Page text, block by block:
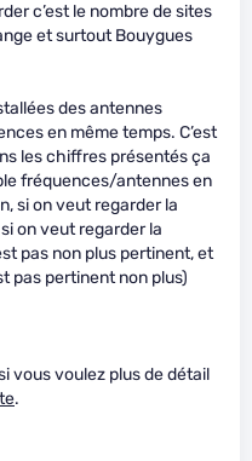
c’est le nombre de sites
et surtout Bouygues
des antennes
en même temps. C’est
les chiffres présentés ça
fréquences/antennes en
si on veut regarder la
on veut regarder la
pas non plus pertinent, et
pas pertinent non plus)
vous voulez plus de détail
.